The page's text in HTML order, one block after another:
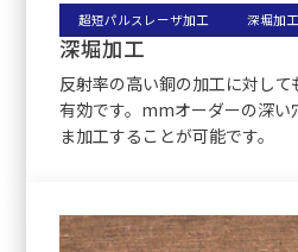
超短パルスレーザ加工 深堀加工
深堀加工
反射率の高い銅の加工に対し
有効です。mmオーダーの深い
ま加工することが可能です。